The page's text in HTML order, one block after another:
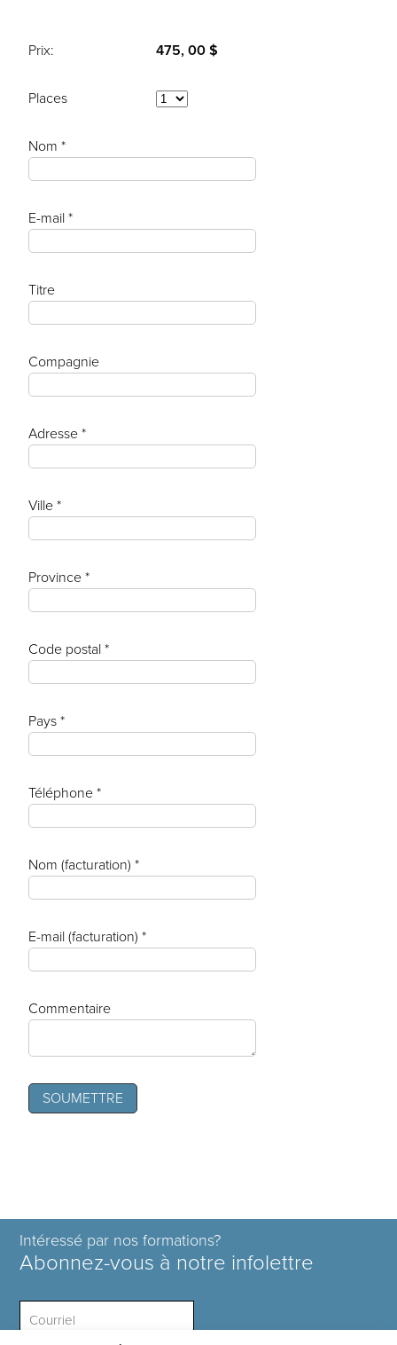
Prix: 475, 00 $
Places
Nom *
E-mail *
Titre
Compagnie
Adresse *
Ville *
Province *
Code postal *
Pays *
Téléphone *
Nom (facturation) *
E-mail (facturation) *
Commentaire
Intéressé par nos formations?
Abonnez-vous à notre infolettre